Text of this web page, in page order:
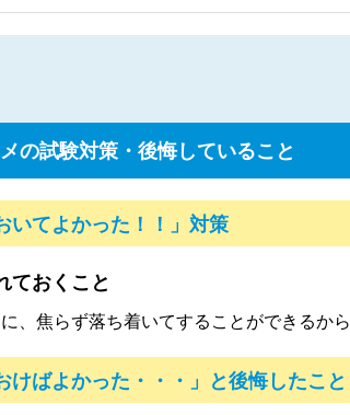
の試験対策・後悔していること
いてよかった！！」対策
ておくこと
、焦らず落ち着いてすることができるから
けばよかった・・・」と後悔したこと